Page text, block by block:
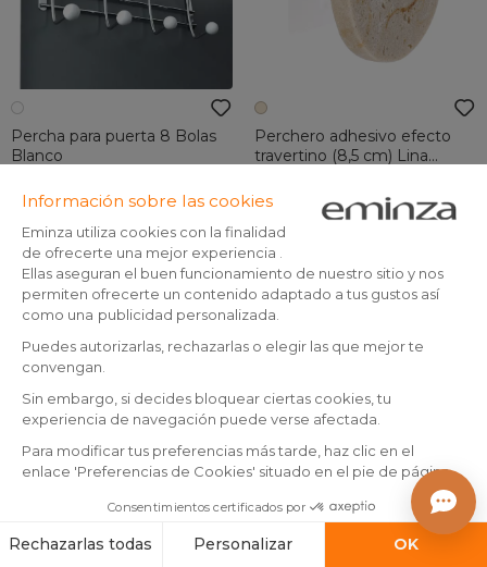
Percha para puerta 8 Bolas
Blanco
-50% 12,99
Añadir a la cesta
Perchero adhesivo efecto
travertino (8,5 cm) Lina
5
Añadir a la cesta